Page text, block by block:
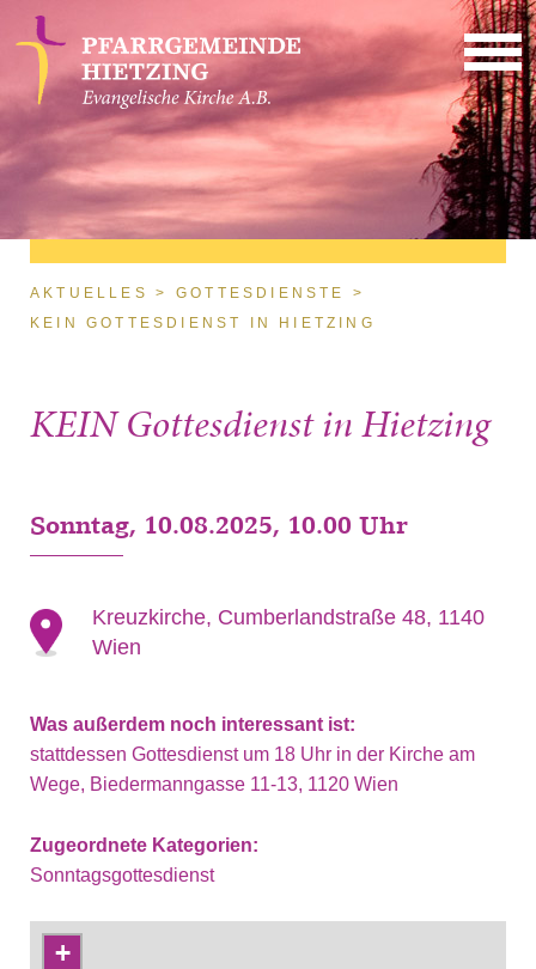
Direkt zum Inhalt
Sie sind hier
AKTUELLES
GOTTESDIENSTE
KEIN GOTTESDIENST IN HIETZING
KEIN Gottesdienst in Hietzing
Sonntag, 10.08.2025, 10.00 Uhr
Kreuzkirche, Cumberlandstraße 48, 1140
Wien
Was außerdem noch interessant ist:
stattdessen Gottesdienst um 18 Uhr in der Kirche am
Wege, Biedermanngasse 11-13, 1120 Wien
Zugeordnete Kategorien:
Sonntagsgottesdienst
+